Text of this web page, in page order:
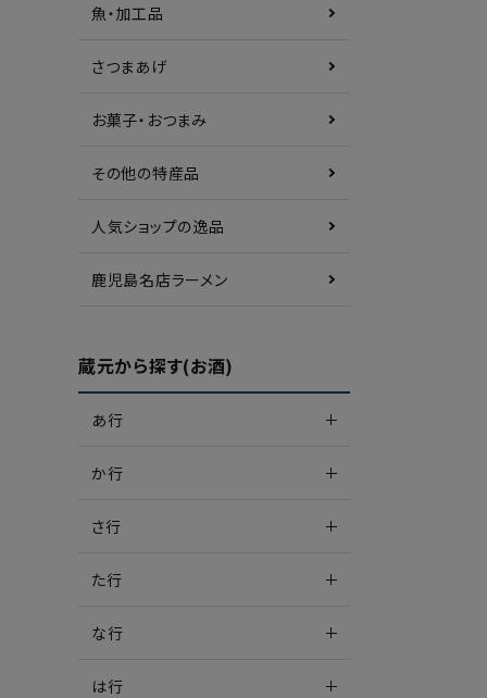
魚・加工品
さつまあげ
お菓子・おつまみ
その他の特産品
人気ショップの逸品
鹿児島名店ラーメン
蔵元から探す(お酒)
あ行
か行
さ行
た行
な行
は行